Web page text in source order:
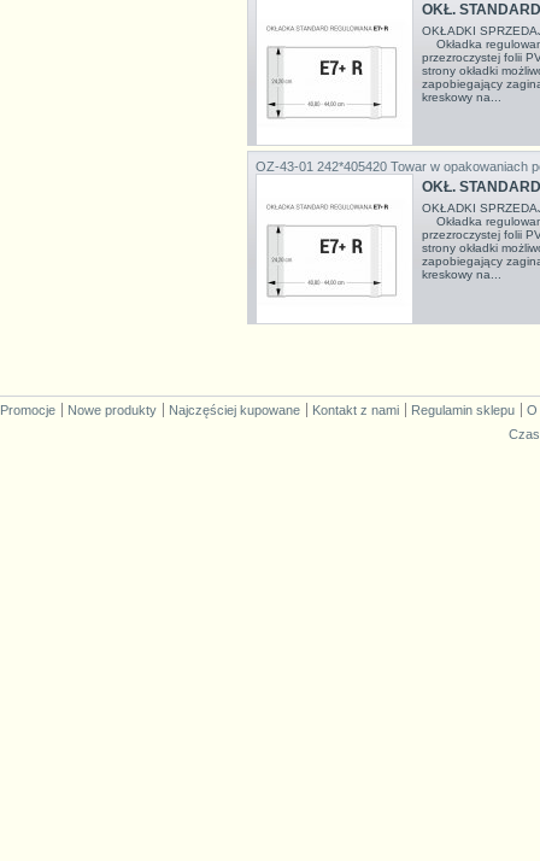
OKŁ.
OKŁADKI
Okładka
przezroczystej folii
strony okładki
zapobiegający
kreskowy na...
OZ-43-01 242*405420 Towar w opakowaniach
OKŁ.
OKŁADKI
Okładka
przezroczystej folii
strony okładki
zapobiegający
kreskowy na...
Promocje Nowe produkty Najczęściej kupowane Kontakt z nami Regulamin sklepu
O